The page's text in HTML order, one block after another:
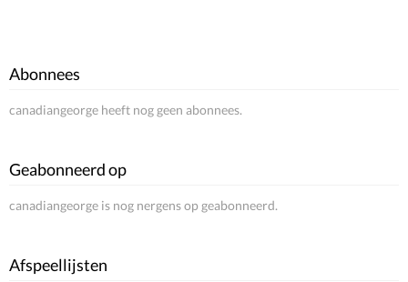
Abonnees
canadiangeorge heeft nog geen abonnees.
Geabonneerd op
canadiangeorge is nog nergens op geabonneerd.
Afspeellijsten